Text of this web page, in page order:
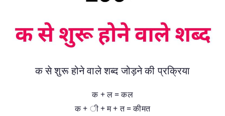
क से शुरू होने वाले शब्द जोड़ने की प्रक्रिया
क + ल = कल
क + ी + म + त = कीमत